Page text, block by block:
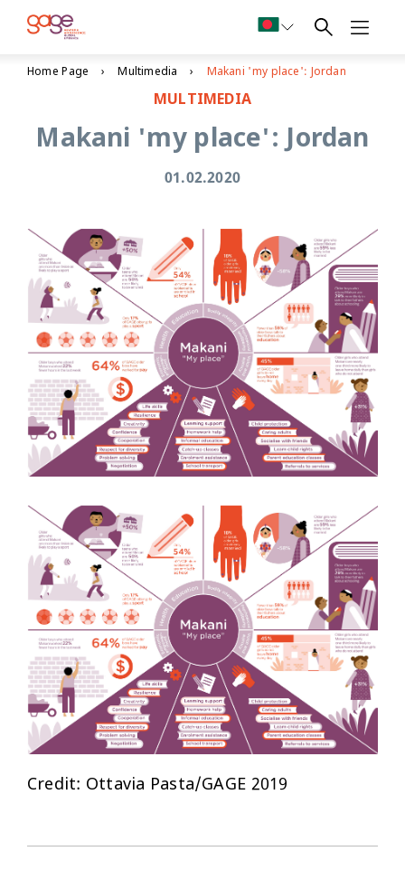
Home Page Multimedia Makani 'my place': Jordan
MULTIMEDIA
Makani 'my place': Jordan
01.02.2020
Credit: Ottavia Pasta/GAGE 2019